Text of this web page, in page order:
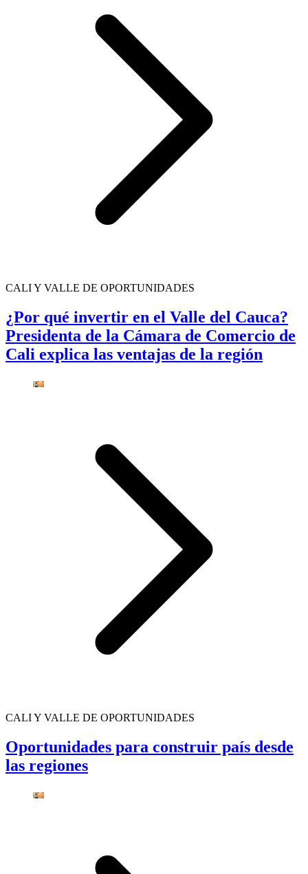
CALI Y VALLE DE OPORTUNIDADES
¿Por qué invertir en el Valle del Cauca?
Presidenta de la Cámara de Comercio de
Cali explica las ventajas de la región
CALI Y VALLE DE OPORTUNIDADES
Oportunidades para construir país desde
las regiones